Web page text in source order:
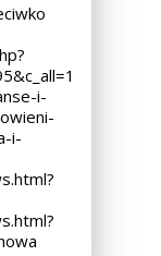
i-
i-